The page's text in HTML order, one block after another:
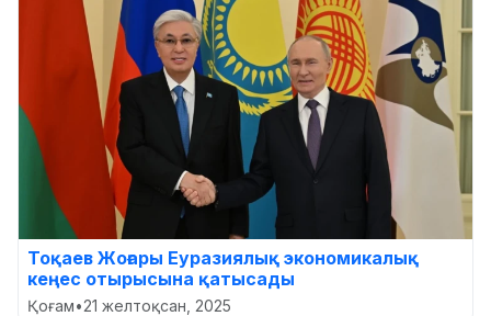
Тоқаев Жоғары Еуразиялық экономикалық
кеңес отырысына қатысады
Қоғам•21 желтоқсан, 2025